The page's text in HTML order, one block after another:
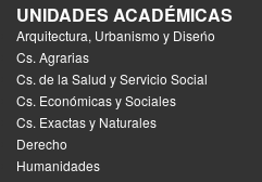
UNIDADES ACADÉMICAS
Arquitectura, Urbanismo y Diseńo
Cs. Agrarias
Cs. de la Salud y Servicio Social
Cs. Económicas y Sociales
Cs. Exactas y Naturales
Derecho
Humanidades